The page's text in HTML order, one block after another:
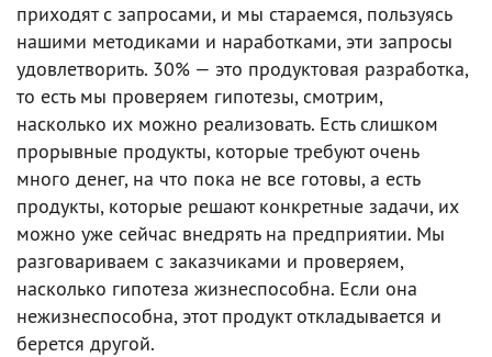
приходят с запросами, и мы стараемся, пользуясь
нашими методиками и наработками, эти запросы
удовлетворить. 30% — это продуктовая разработка,
то есть мы проверяем гипотезы, смотрим,
насколько их можно реализовать. Есть слишком
прорывные продукты, которые требуют очень
много денег, на что пока не все готовы, а есть
продукты, которые решают конкретные задачи, их
можно уже сейчас внедрять на предприятии. Мы
разговариваем с заказчиками и проверяем,
насколько гипотеза жизнеспособна. Если она
нежизнеспособна, этот продукт откладывается и
берется другой.